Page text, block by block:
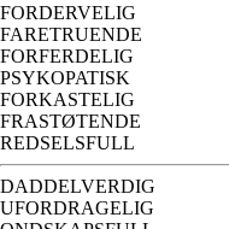
FORDERVELIG
FARETRUENDE
FORFERDELIG
PSYKOPATISK
FORKASTELIG
FRASTØTENDE
REDSELSFULL
DADDELVERDIG
UFORDRAGELIG